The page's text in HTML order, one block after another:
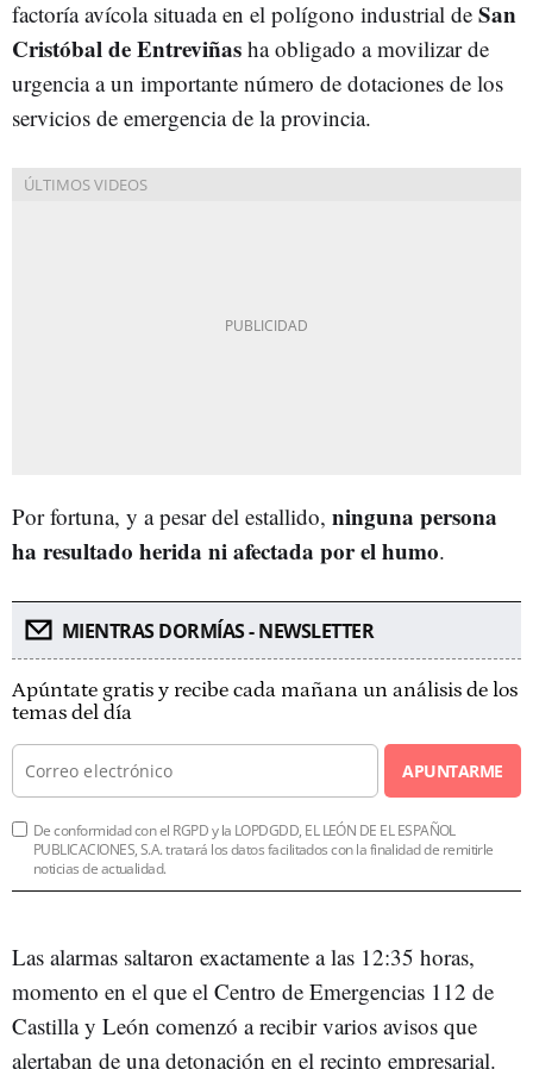
factoría avícola situada en el polígono industrial de San
Cristóbal de Entreviñas ha obligado a movilizar de
urgencia a un importante número de dotaciones de los
servicios de emergencia de la provincia.
Por fortuna, y a pesar del estallido, ninguna persona
ha resultado herida ni afectada por el humo.
MIENTRAS DORMÍAS - NEWSLETTER
Apúntate gratis y recibe cada mañana un análisis de los
temas del día
APUNTARME
De conformidad con el RGPD y la LOPDGDD, EL LEÓN DE EL ESPAÑOL
PUBLICACIONES, S.A. tratará los datos facilitados con la finalidad de remitirle
noticias de actualidad.
Las alarmas saltaron exactamente a las 12:35 horas,
momento en el que el Centro de Emergencias 112 de
Castilla y León comenzó a recibir varios avisos que
alertaban de una detonación en el recinto empresarial.